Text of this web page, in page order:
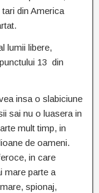
din America
lumii libere,
13 din
insa o slabiciune
sai nu o luasera in
mult timp, in
de oameni.
in care
mare parte a
spionaj,